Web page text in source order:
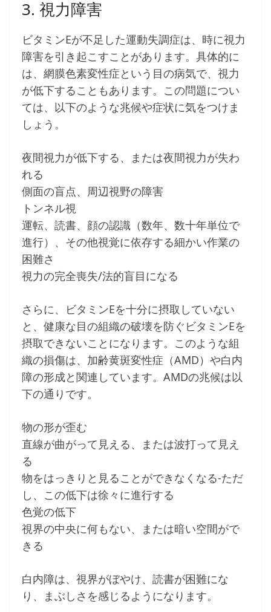
3. 視力障害
ビタミンEが不足した運動失調症は、時に視力
障害を引き起こすことがあります。具体的に
は、網膜色素変性症という目の病気で、視力
が低下することもあります。この問題につい
ては、以下のような兆候や症状に気をつけま
しょう。
夜間視力が低下する、または夜間視力が失わ
れる
側面の盲点、周辺視野の障害
トンネル視
運転、読書、顔の認識（数年、数十年単位で
進行）、その他視覚に依存する細かい作業の
困難さ
視力の完全喪失/法的盲目になる
さらに、ビタミンEを十分に摂取していない
と、健康な目の組織の破壊を防ぐビタミンEを
摂取できないことになります。このような組
織の損傷は、加齢黄斑変性症（AMD）や白内
障の形成と関連しています。AMDの兆候は以
下の通りです。
物の形が歪む
直線が曲がって見える、または波打って見え
る
物をはっきりと見ることができなくなる-ただ
し、この低下は徐々に進行する
色覚の低下
視界の中央に何もない、または暗い空間がで
きる
白内障は、視界がぼやけ、読書が困難にな
り、まぶしさを感じるようになります。